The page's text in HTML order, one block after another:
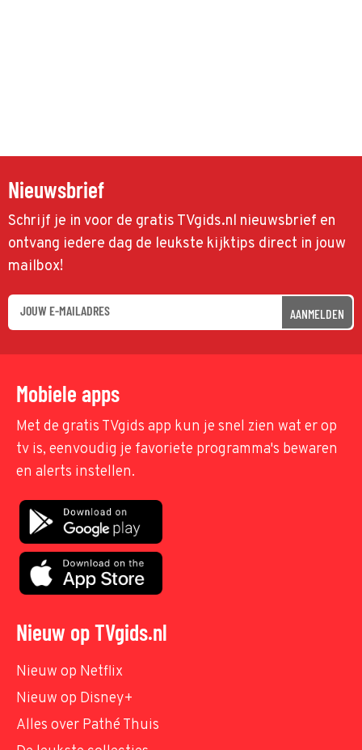
Nieuwsbrief
Schrijf je in voor de gratis TVgids.nl nieuwsbrief en
ontvang iedere dag de leukste kijktips direct in jouw
mailbox!
AANMELDEN
Mobiele apps
Met de gratis TVgids app kun je snel zien wat er op
tv is, eenvoudig je favoriete programma's bewaren
en alerts instellen.
Nieuw op TVgids.nl
Nieuw op Netflix
Nieuw op Disney+
Alles over Pathé Thuis